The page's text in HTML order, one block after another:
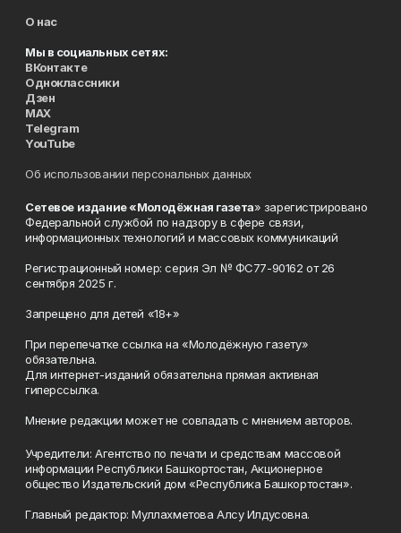
О нас
Мы в социальных сетях:
ВКонтакте
Одноклассники
Дзен
MAX
Telegram
YouTube
Об использовании персональных данных
Сетевое издание «Молодёжная газета» зарегистрировано
Федеральной службой по надзору в сфере связи,
информационных технологий и массовых коммуникаций
Регистрационный номер: серия Эл № ФС77-90162 от 26
сентября 2025 г.
Запрещено для детей «18+»
При перепечатке ссылка на «Молодёжную газету»
обязательна.
Для интернет-изданий обязательна прямая активная
гиперссылка.
Мнение редакции может не совпадать с мнением авторов.
Учредители: Агентство по печати и средствам массовой
информации Республики Башкортостан, Акционерное
общество Издательский дом «Республика Башкортостан».
Главный редактор: Муллахметова Алсу Илдусовна.